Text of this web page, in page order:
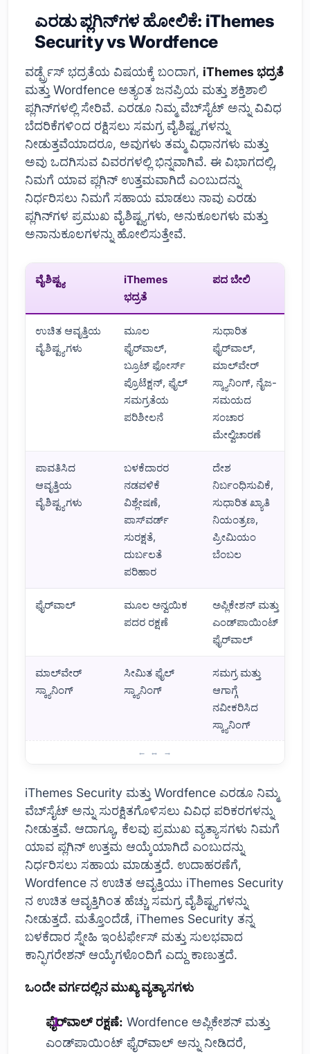
ಎರಡು ಪ್ಲಗಿನ್‌ಗಳ ಹೋಲಿಕೆ: iThemes
Security vs Wordfence
ವರ್ಡ್ಪ್ರೆಸ್ ಭದ್ರತೆಯ ವಿಷಯಕ್ಕೆ ಬಂದಾಗ, iThemes ಭದ್ರತೆ
ಮತ್ತು Wordfence ಅತ್ಯಂತ ಜನಪ್ರಿಯ ಮತ್ತು ಶಕ್ತಿಶಾಲಿ
ಪ್ಲಗಿನ್‌ಗಳಲ್ಲಿ ಸೇರಿವೆ. ಎರಡೂ ನಿಮ್ಮ ವೆಬ್‌ಸೈಟ್ ಅನ್ನು ವಿವಿಧ
ಬೆದರಿಕೆಗಳಿಂದ ರಕ್ಷಿಸಲು ಸಮಗ್ರ ವೈಶಿಷ್ಟ್ಯಗಳನ್ನು
ನೀಡುತ್ತವೆಯಾದರೂ, ಅವುಗಳು ತಮ್ಮ ವಿಧಾನಗಳು ಮತ್ತು
ಅವು ಒದಗಿಸುವ ವಿವರಗಳಲ್ಲಿ ಭಿನ್ನವಾಗಿವೆ. ಈ ವಿಭಾಗದಲ್ಲಿ,
ನಿಮಗೆ ಯಾವ ಪ್ಲಗಿನ್ ಉತ್ತಮವಾಗಿದೆ ಎಂಬುದನ್ನು
ನಿರ್ಧರಿಸಲು ನಿಮಗೆ ಸಹಾಯ ಮಾಡಲು ನಾವು ಎರಡು
ಪ್ಲಗಿನ್‌ಗಳ ಪ್ರಮುಖ ವೈಶಿಷ್ಟ್ಯಗಳು, ಅನುಕೂಲಗಳು ಮತ್ತು
ಅನಾನುಕೂಲಗಳನ್ನು ಹೋಲಿಸುತ್ತೇವೆ.
ವೈಶಿಷ್ಟ್ಯ
iThemes
ಭದ್ರತೆ
ಪದ ಬೇಲಿ
ಉಚಿತ ಆವೃತ್ತಿಯ
ವೈಶಿಷ್ಟ್ಯಗಳು
ಮೂಲ
ಫೈರ್‌ವಾಲ್,
ಬ್ರೂಟ್ ಫೋರ್ಸ್
ಪ್ರೊಟೆಕ್ಷನ್, ಫೈಲ್
ಸಮಗ್ರತೆಯ
ಪರಿಶೀಲನೆ
ಸುಧಾರಿತ
ಫೈರ್‌ವಾಲ್,
ಮಾಲ್‌ವೇರ್
ಸ್ಕ್ಯಾನಿಂಗ್, ನೈಜ-
ಸಮಯದ
ಸಂಚಾರ
ಮೇಲ್ವಿಚಾರಣೆ
ಪಾವತಿಸಿದ
ಆವೃತ್ತಿಯ
ವೈಶಿಷ್ಟ್ಯಗಳು
ಬಳಕೆದಾರರ
ನಡವಳಿಕೆ
ವಿಶ್ಲೇಷಣೆ,
ಪಾಸ್‌ವರ್ಡ್
ಸುರಕ್ಷತೆ,
ದುರ್ಬಲತೆ
ಪರಿಹಾರ
ದೇಶ
ನಿರ್ಬಂಧಿಸುವಿಕೆ,
ಸುಧಾರಿತ ಖ್ಯಾತಿ
ನಿಯಂತ್ರಣ,
ಪ್ರೀಮಿಯಂ
ಬೆಂಬಲ
ಫೈರ್‌ವಾಲ್
ಮೂಲ ಅನ್ವಯಿಕ
ಪದರ ರಕ್ಷಣೆ
ಅಪ್ಲಿಕೇಶನ್ ಮತ್ತು
ಎಂಡ್‌ಪಾಯಿಂಟ್
ಫೈರ್‌ವಾಲ್
ಮಾಲ್‌ವೇರ್
ಸ್ಕ್ಯಾನಿಂಗ್
ಸೀಮಿತ ಫೈಲ್
ಸ್ಕ್ಯಾನಿಂಗ್
ಸಮಗ್ರ ಮತ್ತು
ಆಗಾಗ್ಗೆ
ನವೀಕರಿಸಿದ
ಸ್ಕ್ಯಾನಿಂಗ್
iThemes Security ಮತ್ತು Wordfence ಎರಡೂ ನಿಮ್ಮ
ವೆಬ್‌ಸೈಟ್ ಅನ್ನು ಸುರಕ್ಷಿತಗೊಳಿಸಲು ವಿವಿಧ ಪರಿಕರಗಳನ್ನು
ನೀಡುತ್ತವೆ. ಆದಾಗ್ಯೂ, ಕೆಲವು ಪ್ರಮುಖ ವ್ಯತ್ಯಾಸಗಳು ನಿಮಗೆ
ಯಾವ ಪ್ಲಗಿನ್ ಉತ್ತಮ ಆಯ್ಕೆಯಾಗಿದೆ ಎಂಬುದನ್ನು
ನಿರ್ಧರಿಸಲು ಸಹಾಯ ಮಾಡುತ್ತದೆ. ಉದಾಹರಣೆಗೆ,
Wordfence ನ ಉಚಿತ ಆವೃತ್ತಿಯು iThemes Security
ನ ಉಚಿತ ಆವೃತ್ತಿಗಿಂತ ಹೆಚ್ಚು ಸಮಗ್ರ ವೈಶಿಷ್ಟ್ಯಗಳನ್ನು
ನೀಡುತ್ತದೆ. ಮತ್ತೊಂದೆಡೆ, iThemes Security ತನ್ನ
ಬಳಕೆದಾರ ಸ್ನೇಹಿ ಇಂಟರ್ಫೇಸ್ ಮತ್ತು ಸುಲಭವಾದ
ಕಾನ್ಫಿಗರೇಶನ್ ಆಯ್ಕೆಗಳೊಂದಿಗೆ ಎದ್ದು ಕಾಣುತ್ತದೆ.
ಒಂದೇ ವರ್ಗದಲ್ಲಿನ ಮುಖ್ಯ ವ್ಯತ್ಯಾಸಗಳು
ಫೈರ್‌ವಾಲ್ ರಕ್ಷಣೆ: Wordfence ಅಪ್ಲಿಕೇಶನ್ ಮತ್ತು
ಎಂಡ್‌ಪಾಯಿಂಟ್ ಫೈರ್‌ವಾಲ್ ಅನ್ನು ನೀಡಿದರೆ,